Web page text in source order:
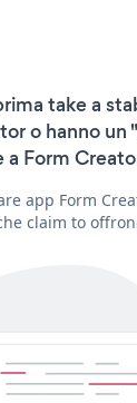
take a
o hanno
Form
app Form
claim to